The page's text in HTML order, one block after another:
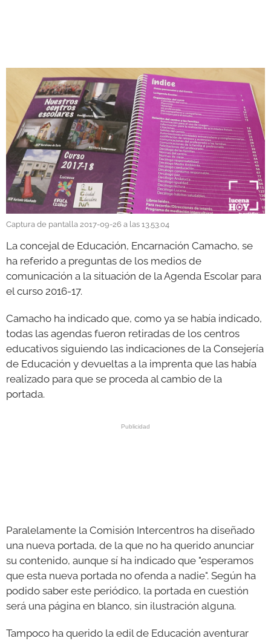
GALERÍAS
Captura de pantalla 2017-09-26 a las 13.53.04
La concejal de Educación, Encarnación Camacho, se
ha referido a preguntas de los medios de
comunicación a la situación de la Agenda Escolar para
el curso 2016-17.
Camacho ha indicado que, como ya se había indicado,
todas las agendas fueron retiradas de los centros
educativos siguiendo las indicaciones de la Consejería
de Educación y devueltas a la imprenta que las había
realizado para que se proceda al cambio de la
portada.
Paralelamente la Comisión Intercentros ha diseñado
una nueva portada, de la que no ha querido anunciar
su contenido, aunque sí ha indicado que "esperamos
que esta nueva portada no ofenda a nadie". Según ha
podido saber este periódico, la portada en cuestión
será una página en blanco, sin ilustración alguna.
Tampoco ha querido la edil de Educación aventurar